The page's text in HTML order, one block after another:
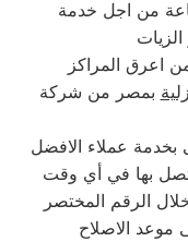
اعرق المراكز
بمصر من شركة
عملاء الافضل
بها في أي وقت
الرقم المختصر
موعد الاصلاح